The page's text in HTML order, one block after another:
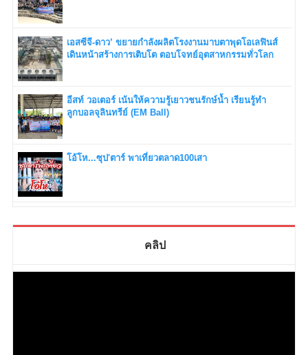
เอสซีจี-ดาว’ ขยายกำลังผลิตโรงงานมาบตาพุดโอเลฟินส์
เดินหน้าสร้างการเติบโต ตอบโจทย์อุตสาหกรรมทั่วโลก
อีสท์ วอเตอร์ เน้นให้ความรู้เยาวชนรักษ์น้ำ เรียนรู้ทำ
ลูกบอลจุลินทรีย์ (EM Ball)
โอ้โห...ซุป'ตาร์ พาเที่ยวตลาด100เสา
คลิป